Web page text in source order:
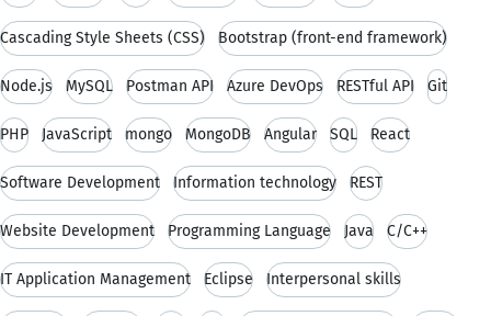
Cascading Style Sheets (CSS) Bootstrap (front-end framework)
Node.js MySQL Postman API Azure DevOps RESTful API Git
PHP JavaScript mongo MongoDB Angular SQL React
Software Development Information technology REST
Website Development Programming Language Java C/C++
IT Application Management Eclipse Interpersonal skills